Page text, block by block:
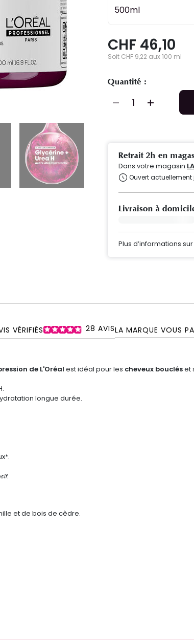
500ml
CHF 46,10
Soit CHF 9,22 aux 100 ml
Quantité :
Retrait 2h en
Dans votre magasin
Ouvert actuellement
Livraison à
Plus d’informations
VÉRIFIÉS 28 AVISLA MARQUE VOUS
de L'Oréal est idéal pour les cheveux boucléset
longue durée.
et de bois de cèdre.